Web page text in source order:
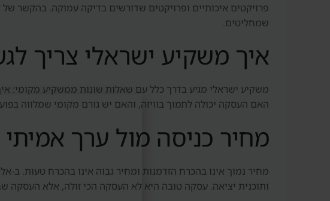
פרויקטים איכותיים ופרויקטים שדורשים בדיקה עמוקה. בהקשר של
שמחליטים.
איך משקיע ישראלי צריך
משקיע ישראלי מגיע בדרך כלל עם שאלות שונות ממשקיע מקומי:
האם העסקה יכולה לתמוך בוויזה, והאם יש גורם מקומי שמלווה
מחיר כניסה מול ערך אמיתי
מחיר נמוך אינו בהכרח הזדמנות ומחיר גבוה אינו בהכרח טעות. ב-
ותוכנית יציאה. עסקה טובה היא לא העסקה הכי זולה, אלא העסקה